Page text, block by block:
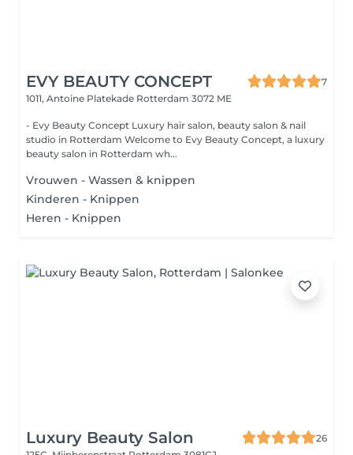
EVY BEAUTY CONCEPT
7
1011, Antoine Platekade Rotterdam 3072 ME
- Evy Beauty Concept Luxury hair salon, beauty salon & nail
studio in Rotterdam Welcome to Evy Beauty Concept, a luxury
beauty salon in Rotterdam wh...
Vrouwen - Wassen & knippen
Kinderen - Knippen
Heren - Knippen
Luxury Beauty Salon
26